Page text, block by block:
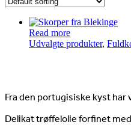
Read more
Udvalgte produkter,
Fra den portugisiske kyst har
Delikat trøffelolie forfinet